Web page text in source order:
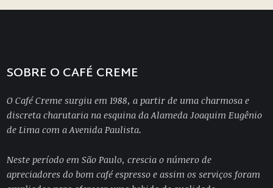
SOBRE O CAFÉ CREME
O Café Creme surgiu em 1988, a partir de uma charmosa e
discreta charutaria na esquina da Alameda Joaquim Eugênio
de Lima com a Avenida Paulista.
Neste período em São Paulo, crescia o número de
apreciadores do bom café espresso e assim os serviços foram